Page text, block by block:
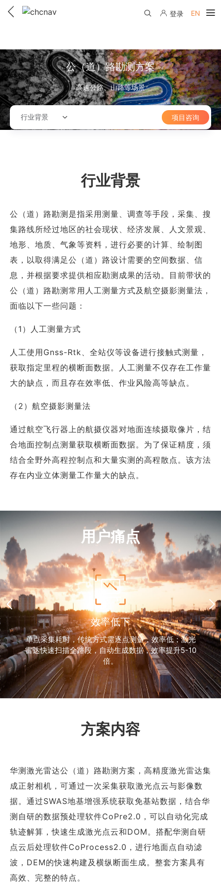
解决方案
服务与支持
下载中心
教学视频
售后服务政策
帮助中心
三维智能
海洋测绘
精准农业
联系我们
国内分支机构
商业道德与反腐败政策
投资者关系
加入华测
登录 EN
公（道）路勘测方案
高速公路、山路等场景
行业背景 项目咨询
行业背景
公（道）路勘测是指采用测量、调查等手段，采集、搜
集路线所经过地区的社会现状、经济发展、人文景观、
地形、地质、气象等资料，进行必要的计算、绘制图
表，以取得满足公（道）路设计需要的空间数据、信
息，并根据要求提供相应勘测成果的活动。目前带状的
公（道）路勘测常用人工测量方式及航空摄影测量法，
面临以下一些问题：
（1）人工测量方式
人工使用Gnss-Rtk、全站仪等设备进行接触式测量，
获取指定里程的横断面数据。人工测量不仅存在工作量
大的缺点，而且存在效率低、作业风险高等缺点。
（2）航空摄影测量法
通过航空飞行器上的航摄仪器对地面连续摄取像片，结
合地面控制点测量获取横断面数据。为了保证精度，须
结合全野外高程控制点和大量实测的高程散点。该方法
存在内业立体测量工作量大的缺点。
用户痛点
效率低下
单点采集耗时，传统方式需逐点测量，效率低；激光
雷达快速扫描全路段，自动生成数据，效率提升5-10
倍。
方案内容
华测激光雷达公（道）路勘测方案，高精度激光雷达集
成正射相机，可通过一次采集获取激光点云与影像数
据。通过SWAS地基增强系统获取免基站数据，结合华
测自研的数据预处理软件CoPre2.0，可以自动化完成
轨迹解算，快速生成激光点云和DOM。搭配华测自研
点云后处理软件CoProcess2.0，进行地面点自动滤
波，DEM的快速构建及横纵断面生成。整套方案具有
高效、完整的特点。